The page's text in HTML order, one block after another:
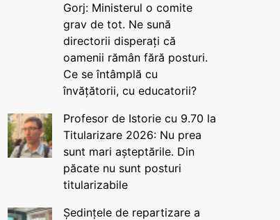
Gorj: Ministerul o comite
grav de tot. Ne sună
directorii disperați că
oamenii rămân fără posturi.
Ce se întâmplă cu
învățătorii, cu educatorii?
Profesor de Istorie cu 9.70 la
Titularizare 2026: Nu prea
sunt mari așteptările. Din
păcate nu sunt posturi
titularizabile
Ședințele de repartizare a